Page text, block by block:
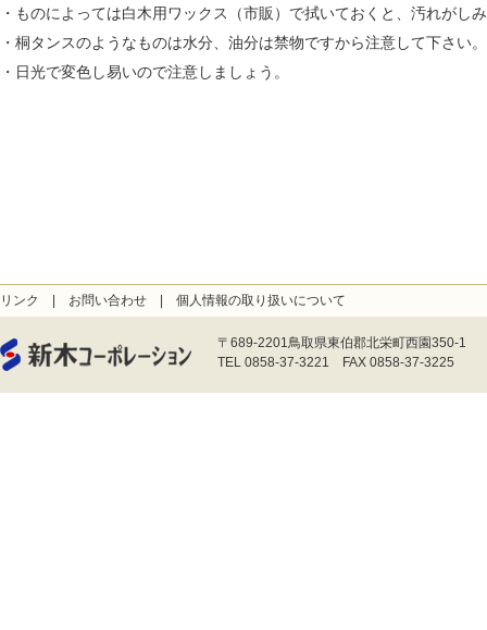
・ものによっては白木用ワックス（市販）で拭いておくと、汚れがし
・桐タンスのようなものは水分、油分は禁物ですから注意して下さい。
・日光で変色し易いので注意しましょう。
リンク お問い合わせ 個人情報の取り扱いについて
〒689-2201鳥取県東伯郡北栄町西園350-1
TEL 0858-37-3221 FAX 0858-37-3225